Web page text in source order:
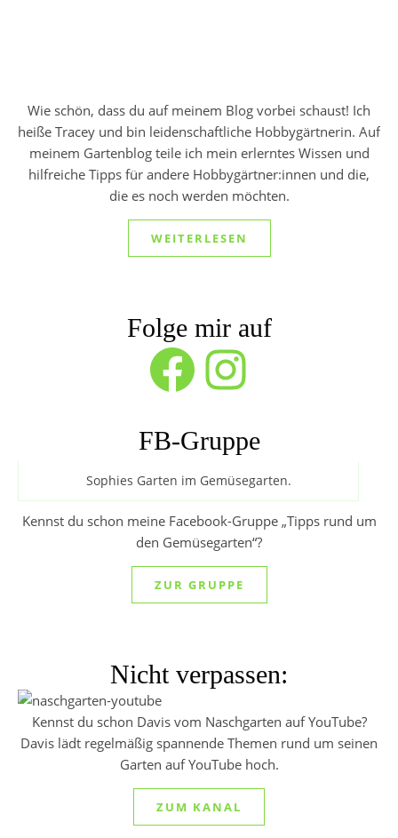
Wie schön, dass du auf meinem Blog vorbei schaust! Ich
heiße Tracey und bin leidenschaftliche Hobbygärtnerin. Auf
meinem Gartenblog teile ich mein erlerntes Wissen und
hilfreiche Tipps für andere Hobbygärtner:innen und die,
die es noch werden möchten.
WEITERLESEN
Folge mir auf
Facebook Instagram
FB-Gruppe
Sophies Garten im Gemüsegarten.
Kennst du schon meine Facebook-Gruppe „Tipps rund um
den Gemüsegarten“?
ZUR GRUPPE
Nicht verpassen:
Kennst du schon Davis vom Naschgarten auf YouTube?
Davis lädt regelmäßig spannende Themen rund um seinen
Garten auf YouTube hoch.
ZUM KANAL